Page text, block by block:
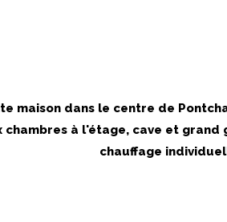
maison dans le centre de
chambres à l'étage, cave et
chauffage